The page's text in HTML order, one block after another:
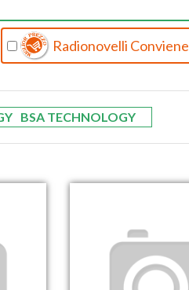
Radionovelli Conviene
BSA TECHNOLOGY